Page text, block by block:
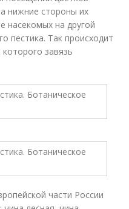
нижние стороны их
насекомых на другой
пестика. Так происходит
завязь
части России